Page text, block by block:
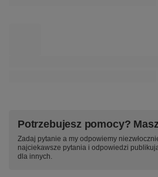
Potrzebujesz pomocy?
Zadaj pytanie a my odpowiemy
najciekawsze pytania i odpowiedzi
dla innych.